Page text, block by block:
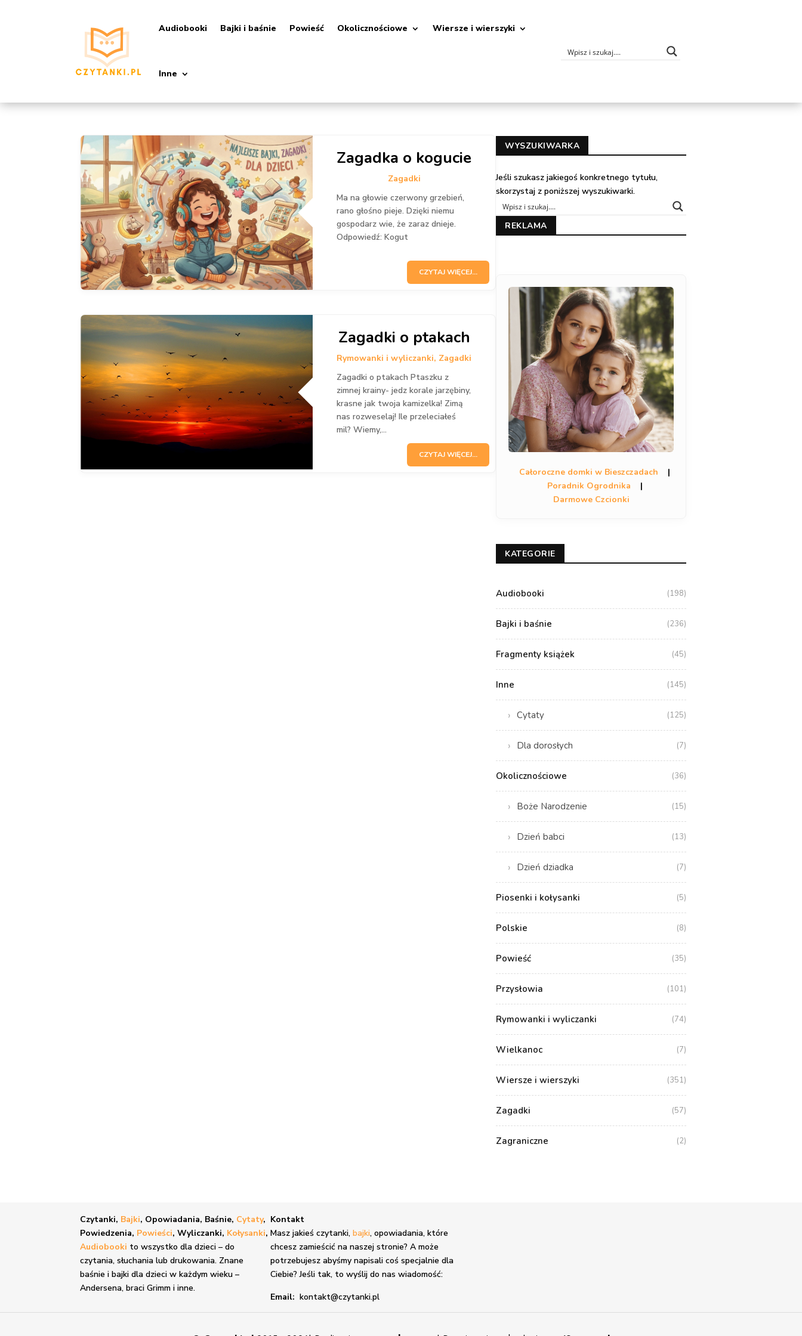
Audiobooki Bajki i baśnie Powieść Okolicznościowe Wiersze i wierszyki
Inne
Zagadka o kogucie
Zagadki
Ma na głowie czerwony grzebień,
rano głośno pieje. Dzięki niemu
gospodarz wie, że zaraz dnieje.
Odpowiedź: Kogut
CZYTAJ WIĘCEJ...
Zagadki o ptakach
Rymowanki i wyliczanki, Zagadki
Zagadki o ptakach Ptaszku z
zimnej krainy- jedz korale jarzębiny,
krasne jak twoja kamizelka! Zimą
nas rozweselaj! Ile przeleciałeś
mil? Wiemy,...
CZYTAJ WIĘCEJ...
WYSZUKIWARKA
Jeśli szukasz jakiegoś konkretnego tytułu,
skorzystaj z poniższej wyszukiwarki.
REKLAMA
Całoroczne domki w Bieszczadach
|
Poradnik Ogrodnika
|
Darmowe Czcionki
KATEGORIE
Audiobooki (198)
Bajki i baśnie (236)
Fragmenty książek (45)
Inne (145)
Cytaty (125)
Dla dorosłych (7)
Okolicznościowe (36)
Boże Narodzenie (15)
Dzień babci (13)
Dzień dziadka (7)
Piosenki i kołysanki (5)
Polskie (8)
Powieść (35)
Przysłowia (101)
Rymowanki i wyliczanki (74)
Wielkanoc (7)
Wiersze i wierszyki (351)
Zagadki (57)
Zagraniczne (2)
Czytanki, Bajki, Opowiadania, Baśnie, Cytaty,
Powiedzenia, Powieści, Wyliczanki, Kołysanki,
Audiobooki to wszystko dla dzieci – do
czytania, słuchania lub drukowania. Znane
baśnie i bajki dla dzieci w każdym wieku –
Andersena, braci Grimm i inne.
Kontakt
Masz jakieś czytanki,bajki, opowiadania, które
chcesz zamieścić na naszej stronie? A może
potrzebujesz abyśmy napisali coś specjalnie dla
Ciebie? Jeśli tak, to wyślij do nas wiadomość:
Email: kontakt@czytanki.pl